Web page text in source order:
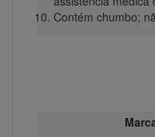
Contém chumbo;